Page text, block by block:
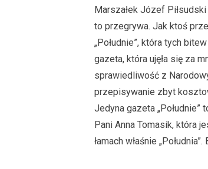
Marszałek Józef
to przegrywa. Jak ktoś
„Południe”, która tych
gazeta, która ujęła się za
sprawiedliwość z
przepisywanie zbyt
Jedyna gazeta
Pani Anna Tomasik, która
łamach właśnie